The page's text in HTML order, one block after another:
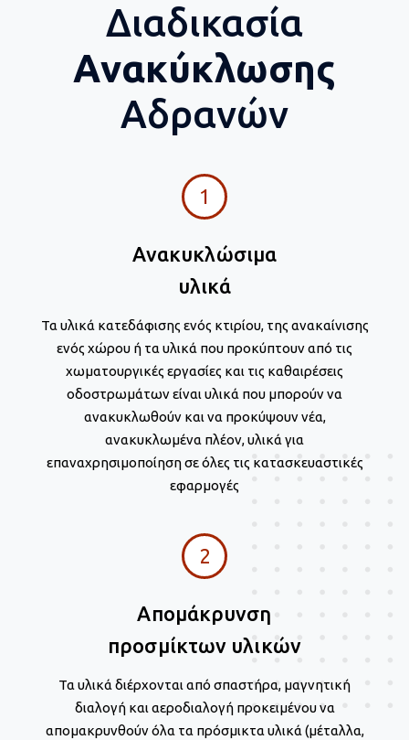
Διαδικασία
Ανακύκλωσης
Αδρανών
1
Ανακυκλώσιμα
υλικά
Τα υλικά κατεδάφισης ενός κτιρίου, της ανακαίνισης
ενός χώρου ή τα υλικά που προκύπτουν από τις
χωματουργικές εργασίες και τις καθαιρέσεις
οδοστρωμάτων είναι υλικά που μπορούν να
ανακυκλωθούν και να προκύψουν νέα,
ανακυκλωμένα πλέον, υλικά για
επαναχρησιμοποίηση σε όλες τις κατασκευαστικές
εφαρμογές
2
Απομάκρυνση
προσµίκτων υλικών
Τα υλικά διέρχονται από σπαστήρα, μαγνητική
διαλογή και αεροδιαλογή προκειμένου να
απομακρυνθούν όλα τα πρόσμικτα υλικά (μέταλλα,